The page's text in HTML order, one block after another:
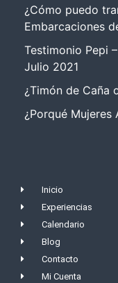
¿Cómo puedo
Embarcaciones
Testimonio Pepi
Julio 2021
¿Timón de Caña
¿Porqué Mujeres
Inicio
Experiencias
Calendario
Blog
Contacto
Mi Cuenta